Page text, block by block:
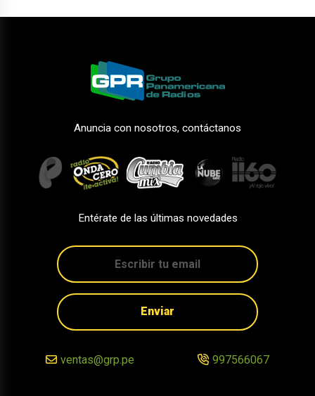
Anuncia con nosotros, contáctanos
Entérate de las últimas novedades
Enviar
ventas@grp.pe 997566067